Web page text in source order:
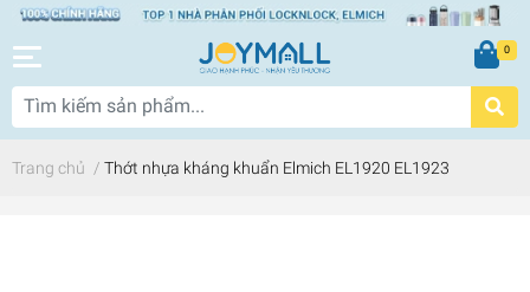
0
Trang chủ / Thớt nhựa kháng khuẩn Elmich EL1920 EL1923